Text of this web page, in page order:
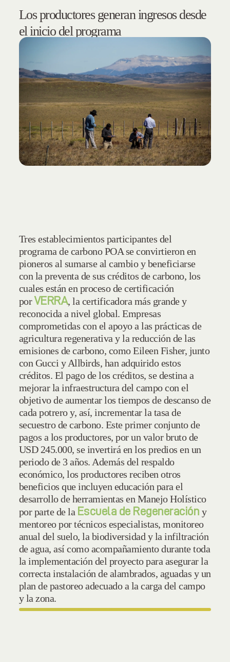
Los productores generan ingresos desde
el inicio del programa
Tres establecimientos participantes del
programa de carbono POA se convirtieron en
pioneros al sumarse al cambio y beneficiarse
con la preventa de sus créditos de carbono, los
cuales están en proceso de certificación
porVERRA, la certificadora más grande y
reconocida a nivel global. Empresas
comprometidas con el apoyo a las prácticas de
agricultura regenerativa y la reducción de las
emisiones de carbono, como Eileen Fisher, junto
con Gucci y Allbirds, han adquirido estos
créditos. El pago de los créditos, se destina a
mejorar la infraestructura del campo con el
objetivo de aumentar los tiempos de descanso de
cada potrero y, así, incrementar la tasa de
secuestro de carbono. Este primer conjunto de
pagos a los productores, por un valor bruto de
USD 245.000, se invertirá en los predios en un
periodo de 3 años. Además del respaldo
económico, los productores reciben otros
beneficios que incluyen educación para el
desarrollo de herramientas en Manejo Holístico
por parte de la Escuela de Regeneración y
mentoreo por técnicos especialistas, monitoreo
anual del suelo, la biodiversidad y la infiltración
de agua, así como acompañamiento durante toda
la implementación del proyecto para asegurar la
correcta instalación de alambrados, aguadas y un
plan de pastoreo adecuado a la carga del campo
y la zona.